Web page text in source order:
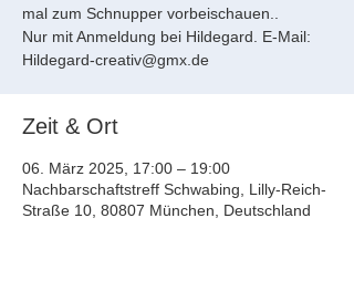
mal zum Schnupper vorbeischauen..
Nur mit Anmeldung bei Hildegard. E-Mail:
Hildegard-creativ@gmx.de
Zeit & Ort
06. März 2025, 17:00 – 19:00
Nachbarschaftstreff Schwabing, Lilly-Reich-
Straße 10, 80807 München, Deutschland